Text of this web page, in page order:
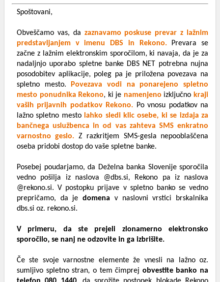
Spoštovani,
Obveščamo vas, da zaznavamo poskuse prevar z lažnim
predstavljanjem v imenu DBS in Rekono.
Prevara se
začne z lažnim elektronskim sporočilom, ki navaja, da je za
nadaljnjo uporabo spletne banke DBS NET potrebna nujna
posodobitev aplikacije, poleg pa je priložena povezava na
spletno mesto.
Povezava vodi na ponarejeno spletno
mesto ponudnika Rekono, ki je namenjeno izključno kraji
vaših prijavnih podatkov Rekono. Po vnosu podatkov na
lažno spletno mesto lahko sledi klic osebe, ki se izdaja za
bančnega uslužbenca in od vas zahteva SMS enkratno
varnostno geslo. Z razkritjem SMS-gesla nepooblaščena
oseba pridobi dostop do vaše spletne banke.
Posebej poudarjamo, da Deželna banka Slovenije sporočila
vedno pošilja iz naslova @dbs.si, Rekono pa iz naslova
@rekono.si. V postopku prijave v spletno banko se vedno
prepričamo, da jedomena v naslovni vrstici brskalnika
dbs.si oz. rekono.si.
V primeru, da ste prejeli zlonamerno elektronsko
sporočilo, se nanj ne odzovite in ga izbrišite.
Če ste svoje varnostne elemente že vnesli na lažno oz.
sumljivo spletno stran, o tem čimprej obvestite banko na